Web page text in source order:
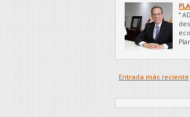
*
Entrada más reciente